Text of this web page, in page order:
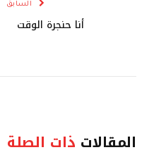
السابق
أنا حنجرة الوقت
المقالات ذات الصلة